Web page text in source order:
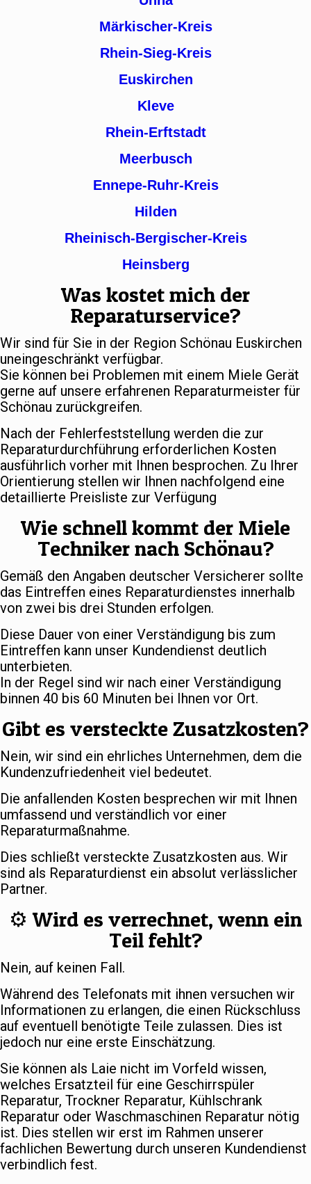
Märkischer-Kreis
Rhein-Sieg-Kreis
Euskirchen
Kleve
Rhein-Erftstadt
Meerbusch
Ennepe-Ruhr-Kreis
Hilden
Rheinisch-Bergischer-Kreis
Heinsberg
Was kostet mich der
Reparaturservice?
Wir sind für Sie in der Region Schönau Euskirchen
uneingeschränkt verfügbar.
Sie können bei Problemen mit einem Miele Gerät
gerne auf unsere erfahrenen Reparaturmeister für
Schönau zurückgreifen.
Nach der Fehlerfeststellung werden die zur
Reparaturdurchführung erforderlichen Kosten
ausführlich vorher mit Ihnen besprochen. Zu Ihrer
Orientierung stellen wir Ihnen nachfolgend eine
detaillierte Preisliste zur Verfügung
Wie schnell kommt der Miele
Techniker nach Schönau?
Gemäß den Angaben deutscher Versicherer sollte
das Eintreffen eines Reparaturdienstes innerhalb
von zwei bis drei Stunden erfolgen.
Diese Dauer von einer Verständigung bis zum
Eintreffen kann unser Kundendienst deutlich
unterbieten.
In der Regel sind wir nach einer Verständigung
binnen 40 bis 60 Minuten bei Ihnen vor Ort.
Gibt es versteckte Zusatzkosten?
Nein, wir sind ein ehrliches Unternehmen, dem die
Kundenzufriedenheit viel bedeutet.
Die anfallenden Kosten besprechen wir mit Ihnen
umfassend und verständlich vor einer
Reparaturmaßnahme.
Dies schließt versteckte Zusatzkosten aus. Wir
sind als Reparaturdienst ein absolut verlässlicher
Partner.
⚙️ Wird es verrechnet, wenn ein
Teil fehlt?
Nein, auf keinen Fall.
Während des Telefonats mit ihnen versuchen wir
Informationen zu erlangen, die einen Rückschluss
auf eventuell benötigte Teile zulassen. Dies ist
jedoch nur eine erste Einschätzung.
Sie können als Laie nicht im Vorfeld wissen,
welches Ersatzteil für eine Geschirrspüler
Reparatur, Trockner Reparatur, Kühlschrank
Reparatur oder Waschmaschinen Reparatur nötig
ist. Dies stellen wir erst im Rahmen unserer
fachlichen Bewertung durch unseren Kundendienst
verbindlich fest.